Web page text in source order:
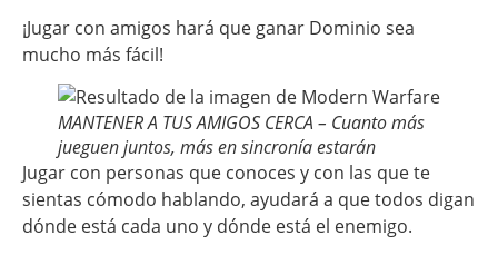
¡Jugar con amigos hará que ganar Dominio sea
mucho más fácil!
MANTENER A TUS AMIGOS CERCA – Cuanto más
jueguen juntos, más en sincronía estarán
Jugar con personas que conoces y con las que te
sientas cómodo hablando, ayudará a que todos digan
dónde está cada uno y dónde está el enemigo.